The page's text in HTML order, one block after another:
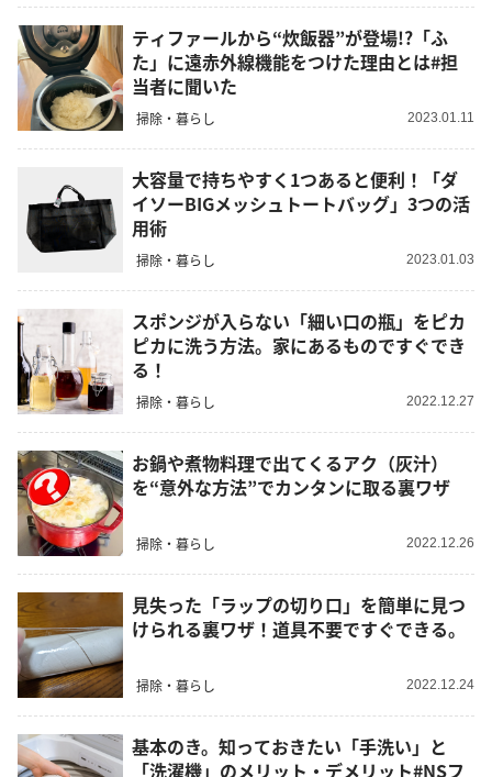
ティファールから“炊飯器”が登場!?「ふ
た」に遠赤外線機能をつけた理由とは#担
当者に聞いた
掃除・暮らし 2023.01.11
大容量で持ちやすく1つあると便利！「ダ
イソーBIGメッシュトートバッグ」3つの活
用術
掃除・暮らし 2023.01.03
スポンジが入らない「細い口の瓶」をピカ
ピカに洗う方法。家にあるものですぐでき
る！
掃除・暮らし 2022.12.27
お鍋や煮物料理で出てくるアク（灰汁）
を“意外な方法”でカンタンに取る裏ワザ
掃除・暮らし 2022.12.26
見失った「ラップの切り口」を簡単に見つ
けられる裏ワザ！道具不要ですぐできる。
掃除・暮らし 2022.12.24
基本のき。知っておきたい「手洗い」と
「洗濯機」のメリット・デメリット#NSフ